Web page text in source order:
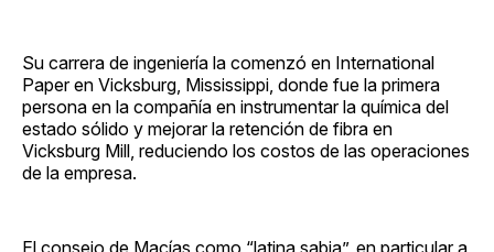
Su carrera de ingeniería la comenzó en International
Paper en Vicksburg, Mississippi, donde fue la primera
persona en la compañía en instrumentar la química del
estado sólido y mejorar la retención de fibra en
Vicksburg Mill, reduciendo los costos de las operaciones
de la empresa.
El consejo de Macías como “latina sabia”, en particular a